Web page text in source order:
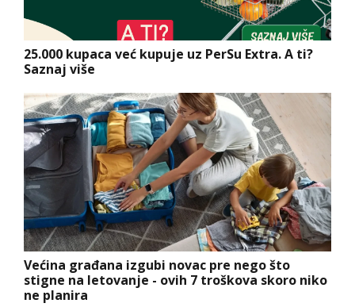
25.000 kupaca već kupuje uz PerSu Extra. A ti?
Saznaj više
Većina građana izgubi novac pre nego što
stigne na letovanje - ovih 7 troškova skoro niko
ne planira